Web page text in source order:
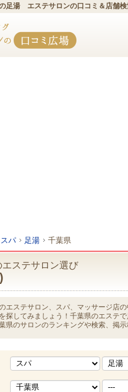
足湯 エステサロンの口コミ＆店舗検
スパ 足湯 千葉県
ステサロン選び
エステサロン、スパ、マッサージ店
探してみましょう！千葉県のエステ
県のサロンのランキングや検索、掲